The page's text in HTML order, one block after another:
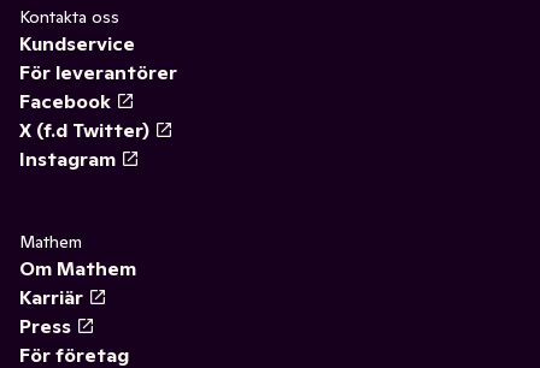
Kontakta oss
Kundservice
För leverantörer
Facebook
X (f.d Twitter)
Instagram
Mathem
Om Mathem
Karriär
Press
För företag